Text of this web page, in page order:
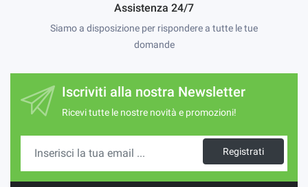
Assistenza 24/7
Siamo a disposizione per rispondere a tutte le tue
domande
Iscriviti alla nostra Newsletter
Ricevi tutte le nostre novità e promozioni!
Registrati